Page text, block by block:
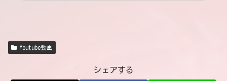
Youtube動画
シェアする